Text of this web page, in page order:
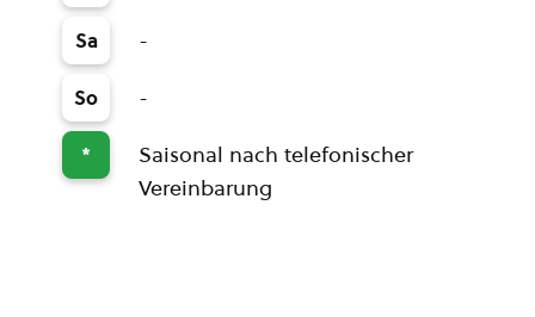
Sa -
So -
*
Saisonal nach telefonischer
Vereinbarung